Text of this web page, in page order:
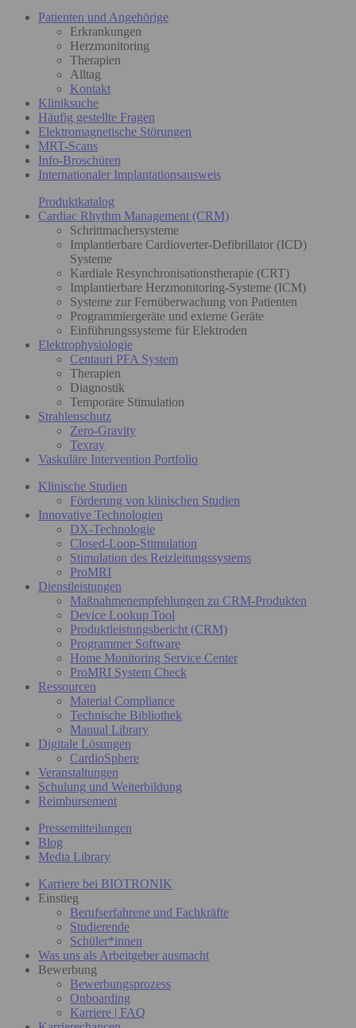
Patienten und Angehörige
Erkrankungen
Herzmonitoring
Therapien
Alltag
Kontakt
Kliniksuche
Häufig gestellte Fragen
Elektromagnetische Störungen
MRT-Scans
Info-Broschüren
Internationaler Implantationsausweis
Produktkatalog
Cardiac Rhythm Management (CRM)
Schrittmachersysteme
Implantierbare Cardioverter-Defibrillator (ICD)
Systeme
Kardiale Resynchronisationstherapie (CRT)
Implantierbare Herzmonitoring-Systeme (ICM)
Systeme zur Fernüberwachung von Patienten
Programmiergeräte und externe Geräte
Einführungssysteme für Elektroden
Elektrophysiologie
Centauri PFA System
Therapien
Diagnostik
Temporäre Stimulation
Strahlenschutz
Zero-Gravity
Texray
Vaskuläre Intervention Portfolio
Klinische Studien
Förderung von klinischen Studien
Innovative Technologien
DX-Technologie
Closed-Loop-Stimulation
Stimulation des Reizleitungssystems
ProMRI
Dienstleistungen
Maßnahmenempfehlungen zu CRM-Produkten
Device Lookup Tool
Produktleistungsbericht (CRM)
Programmer Software
Home Monitoring Service Center
ProMRI System Check
Ressourcen
Material Compliance
Technische Bibliothek
Manual Library
Digitale Lösungen
CardioSphere
Veranstaltungen
Schulung und Weiterbildung
Reimbursement
Pressemitteilungen
Blog
Media Library
Karriere bei BIOTRONIK
Einstieg
Berufserfahrene und Fachkräfte
Studierende
Schüler*innen
Was uns als Arbeitgeber ausmacht
Bewerbung
Bewerbungsprozess
Onboarding
Karriere | FAQ